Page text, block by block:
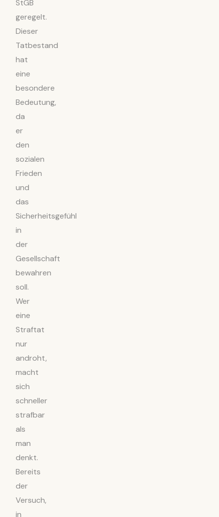
StGB
geregelt.
Dieser
Tatbestand
hat
eine
besondere
Bedeutung,
da
er
den
sozialen
Frieden
und
das
Sicherheitsgefühl
in
der
Gesellschaft
bewahren
soll.
Wer
eine
Straftat
nur
androht,
macht
sich
schneller
strafbar
als
man
denkt.
Bereits
der
Versuch,
in